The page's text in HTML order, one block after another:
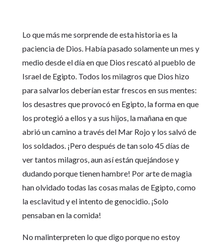
Lo que más me sorprende de esta historia es la
paciencia de Dios. Había pasado solamente un mes y
medio desde el día en que Dios rescató al pueblo de
Israel de Egipto. Todos los milagros que Dios hizo
para salvarlos deberían estar frescos en sus mentes:
los desastres que provocó en Egipto, la forma en que
los protegió a ellos y a sus hijos, la mañana en que
abrió un camino a través del Mar Rojo y los salvó de
los soldados. ¡Pero después de tan solo 45 días de
ver tantos milagros, aun así están quejándose y
dudando porque tienen hambre! Por arte de magia
han olvidado todas las cosas malas de Egipto, como
la esclavitud y el intento de genocidio. ¡Solo
pensaban en la comida!
No malinterpreten lo que digo porque no estoy